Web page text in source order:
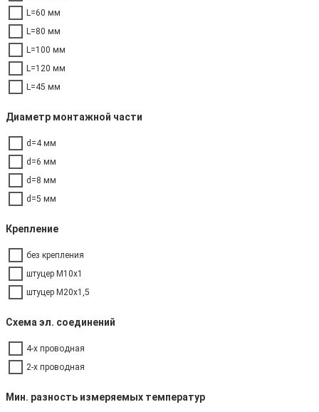
L=60 мм
L=80 мм
L=100 мм
L=120 мм
L=45 мм
Диаметр монтажной части
d=4 мм
d=6 мм
d=8 мм
d=5 мм
Крепление
без крепления
штуцер М10х1
штуцер М20х1,5
Схема эл. соединений
4-х проводная
2-х проводная
Мин. разность измеряемых температур